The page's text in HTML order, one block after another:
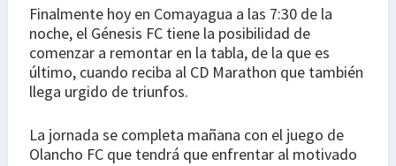
Finalmente hoy en Comayagua a las 7:30 de la
noche, el Génesis FC tiene la posibilidad de
comenzar a remontar en la tabla, de la que es
último, cuando reciba al CD Marathon que también
llega urgido de triunfos.
La jornada se completa mañana con el juego de
Olancho FC que tendrá que enfrentar al motivado